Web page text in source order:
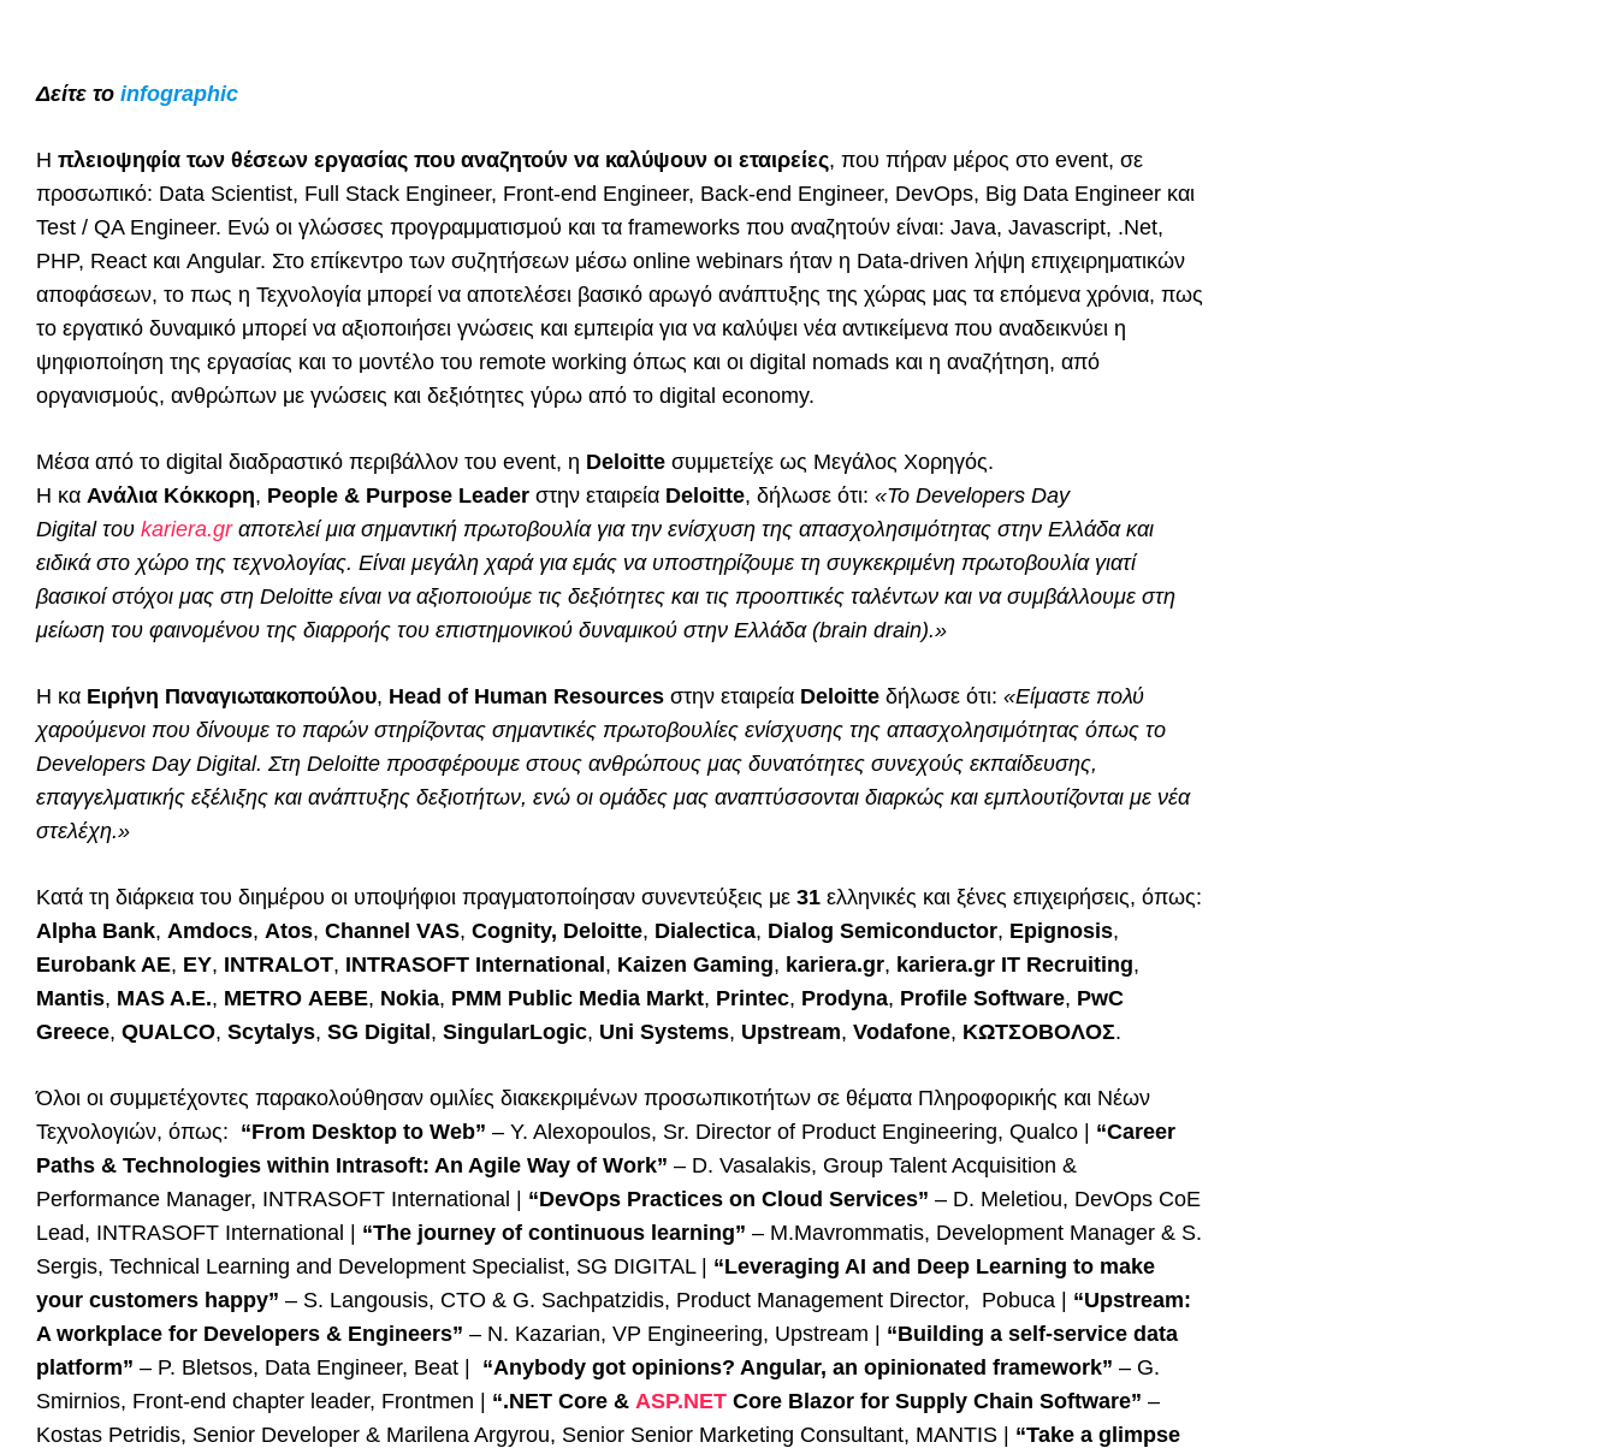
Δείτε το infographic
Η πλειοψηφία των θέσεων εργασίας που αναζητούν να καλύψουν οι εταιρείες, που πήραν μέρος στο event, σε
προσωπικό: Data Scientist, Full Stack Engineer, Front-end Engineer, Back-end Engineer, DevΟps, Big Data Engineer και
Test / QA Engineer. Ενώ οι γλώσσες προγραμματισμού και τα frameworks που αναζητούν είναι: Java, Javascript, .Net,
PHP, React και Angular. Στο επίκεντρο των συζητήσεων μέσω online webinars ήταν η Data-driven λήψη επιχειρηματικών
αποφάσεων, το πως η Τεχνολογία μπορεί να αποτελέσει βασικό αρωγό ανάπτυξης της χώρας μας τα επόμενα χρόνια, πως
το εργατικό δυναμικό μπορεί να αξιοποιήσει γνώσεις και εμπειρία για να καλύψει νέα αντικείμενα που αναδεικνύει η
ψηφιοποίηση της εργασίας και το μοντέλο του remote working όπως και οι digital nomads και η αναζήτηση, από
οργανισμούς, ανθρώπων με γνώσεις και δεξιότητες γύρω από το digital economy.
Μέσα από το digital διαδραστικό περιβάλλον του event, η Deloitte συμμετείχε ως Μεγάλος Χορηγός.
H κα Ανάλια Κόκκορη, People & Purpose Leader στην εταιρεία Deloitte, δήλωσε ότι: «Το Developers Day
Digital του kariera.grαποτελεί μια σημαντική πρωτοβουλία για την ενίσχυση της απασχολησιμότητας στην Ελλάδα και
ειδικά στο χώρο της τεχνολογίας. Είναι μεγάλη χαρά για εμάς να υποστηρίζουμε τη συγκεκριμένη πρωτοβουλία γιατί
βασικοί στόχοι μας στη Deloitte είναι να αξιοποιούμε τις δεξιότητες και τις προοπτικές ταλέντων και να συμβάλλουμε στη
μείωση του φαινομένου της διαρροής του επιστημονικού δυναμικού στην Ελλάδα (brain drain).»
H κα Ειρήνη Παναγιωτακοπούλου, Head of Human Resources στην εταιρεία Deloitte δήλωσε ότι: «Είμαστε πολύ
χαρούμενοι που δίνουμε το παρών στηρίζοντας σημαντικές πρωτοβουλίες ενίσχυσης της απασχολησιμότητας όπως το
Developers Day Digital. Στη Deloitte προσφέρουμε στους ανθρώπους μας δυνατότητες συνεχούς εκπαίδευσης,
επαγγελματικής εξέλιξης και ανάπτυξης δεξιοτήτων, ενώ οι ομάδες μας αναπτύσσονται διαρκώς και εμπλουτίζονται με νέα
στελέχη.»
Κατά τη διάρκεια του διημέρου οι υποψήφιοι πραγματοποίησαν συνεντεύξεις με 31 ελληνικές και ξένες επιχειρήσεις, όπως:
Alpha Bank, Amdocs, Atos, Channel VAS, Cognity, Deloitte, Dialectica, Dialog Semiconductor, Epignosis,
Eurobank AE, EY, INTRALOT, INTRASOFT International, Kaizen Gaming, kariera.gr, kariera.gr IT Recruiting,
Mantis, MAS A.E., METRO ΑΕΒΕ, Nokia, PMM Public Media Markt, Printec, Prodyna, Profile Software, PwC
Greece, QUALCO, Scytalys, SG Digital, SingularLogic, Uni Systems, Upstream, Vodafone, ΚΩΤΣΟΒΟΛΟΣ.
Όλοι οι συμμετέχοντες παρακολούθησαν ομιλίες διακεκριμένων προσωπικοτήτων σε θέματα Πληροφορικής και Νέων
Τεχνολογιών, όπως: “From Desktop to Web” – Y. Alexopoulos, Sr. Director of Product Engineering, Qualco | “Career
Paths & Technologies within Intrasoft: An Agile Way of Work” – D. Vasalakis, Group Talent Acquisition &
Performance Manager, INTRASOFT International | “DevOps Practices on Cloud Services” – D. Meletiou, DevOps CoE
Lead, INTRASOFT International | “The journey of continuous learning” – M.Mavrommatis, Development Manager & S.
Sergis, Technical Learning and Development Specialist, SG DIGITAL | “Leveraging AI and Deep Learning to make
your customers happy” – S. Langousis, CTO & G. Sachpatzidis, Product Management Director, Pobuca | “Upstream:
A workplace for Developers & Engineers” – N. Kazarian, VP Engineering, Upstream | “Building a self-service data
platform” – P. Bletsos, Data Engineer, Beat | “Anybody got opinions? Angular, an opinionated framework” – G.
Smirnios, Front-end chapter leader, Frontmen | “.NET Core & ASP.NET Core Blazor for Supply Chain Software” –
Kostas Petridis, Senior Developer & Marilena Argyrou, Senior Senior Marketing Consultant, MANTIS | “Take a glimpse